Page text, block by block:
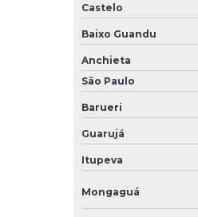
Castelo
Baixo Guandu
Anchieta
São Paulo
Barueri
Guarujá
Itupeva
Mongaguá